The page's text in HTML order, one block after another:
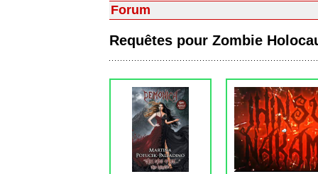
Forum
Requêtes pour Zombie